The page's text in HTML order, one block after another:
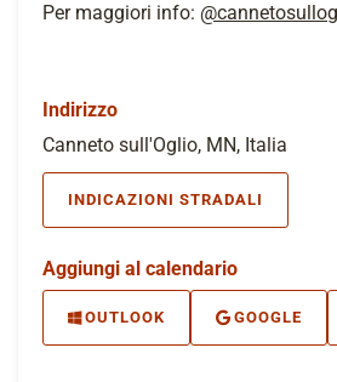
Per maggiori info:
Indirizzo
Canneto sull'Oglio, MN, Italia
INDICAZIONI STRADALI
Aggiungi al calendario
OUTLOOK GOOGLE